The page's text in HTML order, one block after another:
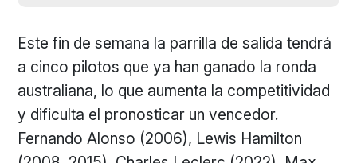
Este fin de semana la parrilla de salida tendrá
a cinco pilotos que ya han ganado la ronda
australiana, lo que aumenta la competitividad
y dificulta el pronosticar un vencedor.
Fernando Alonso (2006), Lewis Hamilton